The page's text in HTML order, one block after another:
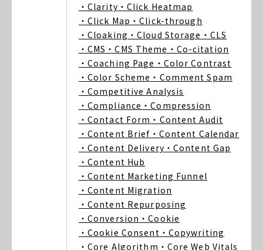
・Clarity ・Click Heatmap
・Click Map ・Click-through
・Cloaking ・Cloud Storage ・CLS
・CMS ・CMS Theme ・Co-citation
・Coaching Page ・Color Contrast
・Color Scheme ・Comment Spam
・Competitive Analysis
・Compliance ・Compression
・Contact Form ・Content Audit
・Content Brief ・Content Calendar
・Content Delivery ・Content Gap
・Content Hub
・Content Marketing Funnel
・Content Migration
・Content Repurposing
・Conversion ・Cookie
・Cookie Consent ・Copywriting
・Core Algorithm ・Core Web Vitals